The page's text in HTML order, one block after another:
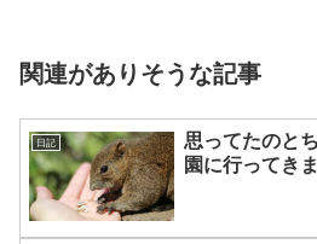
関連がありそうな記事
日記
思ってたのと
園に行ってき